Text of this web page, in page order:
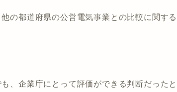
の都道府県の公営電気事業との比較に関する
、企業庁にとって評価ができる判断だったと